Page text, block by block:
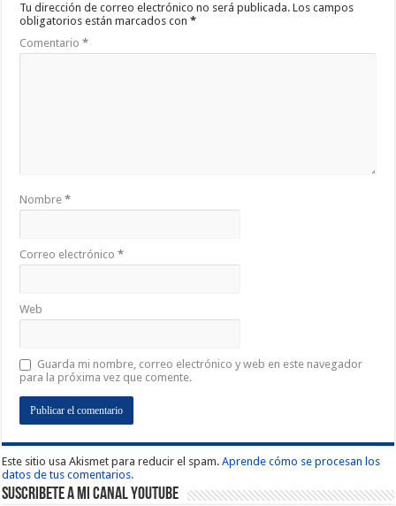
Tu dirección de correo electrónico no será publicada. Los campos
obligatorios están marcados con*
Comentario*
Nombre*
Correo electrónico*
Web
Guarda mi nombre, correo electrónico y web en este navegador
para la próxima vez que comente.
Este sitio usa Akismet para reducir el spam.Aprende cómo se procesan los
datos de tus comentarios.
Suscribete a Mi Canal Youtube